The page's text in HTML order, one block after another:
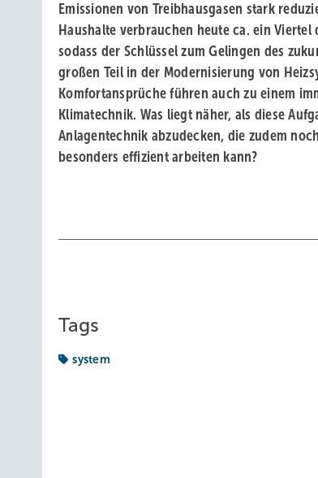
Emissionen von Treibhausgasen stark
Haushalte verbrauchen heute ca. ein
sodass der Schlüssel zum Gelingen des
großen Teil in der Modernisierung von
Komfortansprüche führen auch zu einem
Klimatechnik. Was liegt näher, als diese
Anlagentechnik abzudecken, die zudem
besonders effizient arbeiten kann?
Tags
system